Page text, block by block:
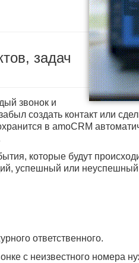
задач
звонок и
создать контакт или
в amoCRM
которые будут
успешный или неуспешный,
ответственного.
с неизвестного номера